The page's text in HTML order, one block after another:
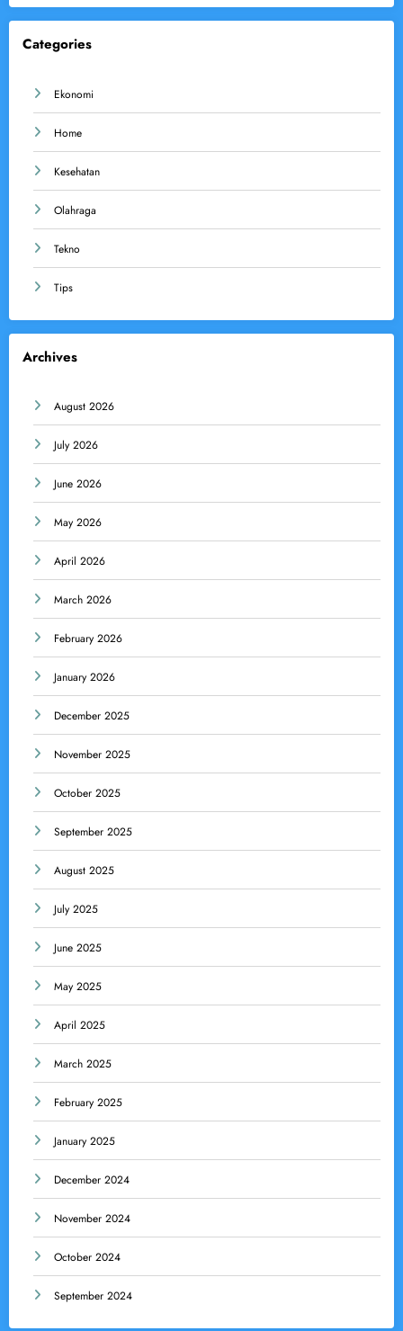
Categories
Ekonomi
Home
Kesehatan
Olahraga
Tekno
Tips
Archives
August 2026
July 2026
June 2026
May 2026
April 2026
March 2026
February 2026
January 2026
December 2025
November 2025
October 2025
September 2025
August 2025
July 2025
June 2025
May 2025
April 2025
March 2025
February 2025
January 2025
December 2024
November 2024
October 2024
September 2024